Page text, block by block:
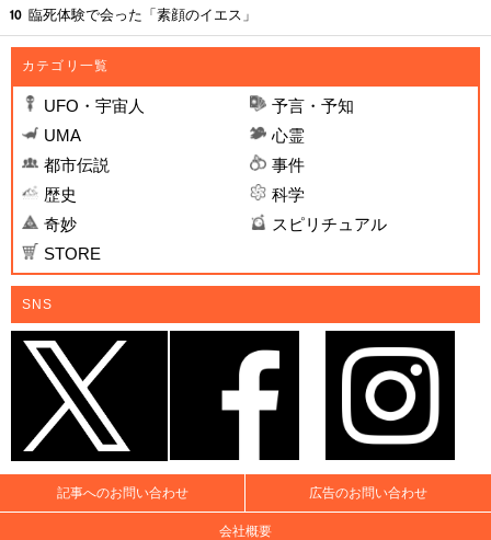
臨死体験で会った「素顔のイエス」
カテゴリ一覧
UFO・宇宙人
予言・予知
UMA
心霊
都市伝説
事件
歴史
科学
奇妙
スピリチュアル
STORE
SNS
記事へのお問い合わせ 広告のお問い合わせ
会社概要